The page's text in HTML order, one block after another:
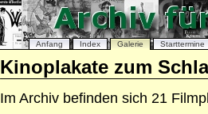
Anfang Index Galerie Starttermine
Kinoplakate zum
Im Archiv befinden sich 21